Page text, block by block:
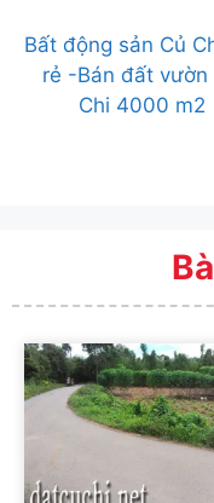
Bất động sản Củ
rẻ -Bán đất vườn
Chi 4000 m2